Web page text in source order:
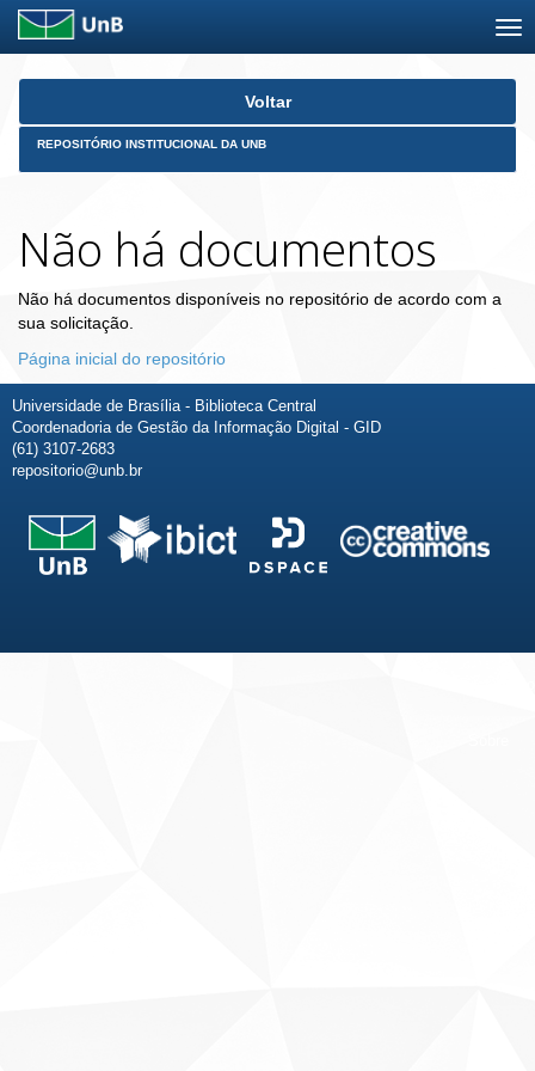
Skip
Voltar
REPOSITÓRIO INSTITUCIONAL DA UNB
Não há documentos
Não há documentos disponíveis no repositório de acordo com a
sua solicitação.
Página inicial do repositório
Universidade de Brasília - Biblioteca Central
Coordenadoria de Gestão da Informação Digital - GID
(61) 3107-2683
repositorio@unb.br